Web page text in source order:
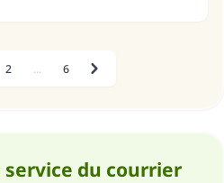
2 ... 6 Next
du courrier